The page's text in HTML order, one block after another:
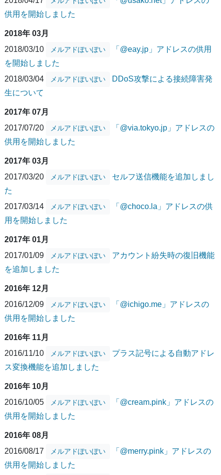
供用を開始しました
2018年 03月
2018/03/10
メルアドぽいぽい
「@eay.jp」アドレスの供用
を開始しました
2018/03/04
メルアドぽいぽい
DDoS攻撃による接続障害発
生について
2017年 07月
2017/07/20
メルアドぽいぽい
「@via.tokyo.jp」アドレスの
供用を開始しました
2017年 03月
2017/03/20
メルアドぽいぽい
セルフ送信機能を追加しまし
た
2017/03/14
メルアドぽいぽい
「@choco.la」アドレスの供
用を開始しました
2017年 01月
2017/01/09
メルアドぽいぽい
アカウント紛失時の復旧機能
を追加しました
2016年 12月
2016/12/09
メルアドぽいぽい
「@ichigo.me」アドレスの
供用を開始しました
2016年 11月
2016/11/10
メルアドぽいぽい
プラス記号による自動アドレ
ス変換機能を追加しました
2016年 10月
2016/10/05
メルアドぽいぽい
「@cream.pink」アドレスの
供用を開始しました
2016年 08月
2016/08/17
メルアドぽいぽい
「@merry.pink」アドレスの
供用を開始しました